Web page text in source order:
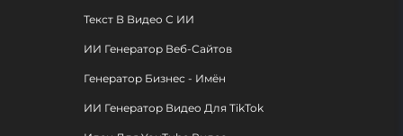
Текст В Видео С ИИ
ИИ Генератор Веб-Сайтов
Генератор Бизнес - Имён
ИИ Генератор Видео Для TikTok